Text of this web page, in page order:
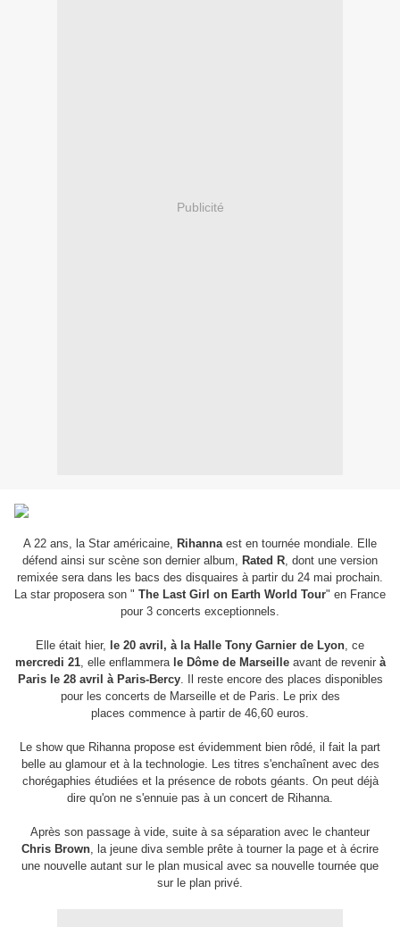
Publicité
A 22 ans, la Star américaine, Rihannaest en tournée mondiale. Elle
défend ainsi sur scène son dernier album, Rated R, dont une version
remixée sera dans les bacs des disquaires à partir du 24 mai prochain.
La star proposera son " The Last Girl on Earth World Tour" en France
pour 3 concerts exceptionnels.
Elle était hier, le 20 avril, à la Halle Tony Garnier de Lyon, ce
mercredi 21, elle enflammera le Dôme de Marseilleavant de revenir à
Paris le 28 avril à Paris-Bercy. Il reste encore des places disponibles
pour les concerts de Marseille et de Paris. Le prix des
places commence à partir de 46,60 euros.
Le show que Rihanna propose est évidemment bien rôdé, il fait la part
belle au glamour et à la technologie. Les titres s'enchaînent avec des
chorégaphies étudiées et la présence de robots géants. On peut déjà
dire qu'on ne s'ennuie pas à un concert de Rihanna.
Après son passage à vide, suite à sa séparation avec le chanteur
Chris Brown, la jeune diva semble prête à tourner la page et à écrire
une nouvelle autant sur le plan musical avec sa nouvelle tournée que
sur le plan privé.